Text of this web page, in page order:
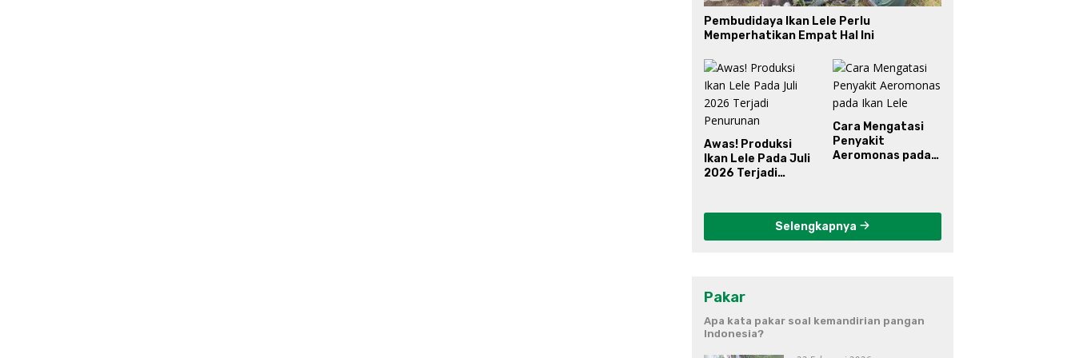
Pembudidaya Ikan Lele Perlu
Memperhatikan Empat Hal Ini
Awas! Produksi
Ikan Lele Pada Juli
2026 Terjadi
Cara Mengatasi
Penyakit
Aeromonas pada
Selengkapnya
Pakar
Apa kata pakar soal kemandirian pangan
Indonesia?